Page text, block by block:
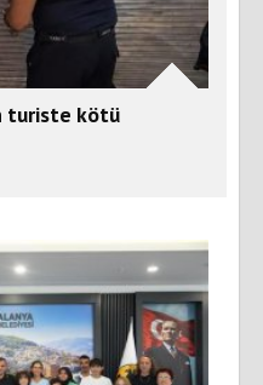
turiste kötü